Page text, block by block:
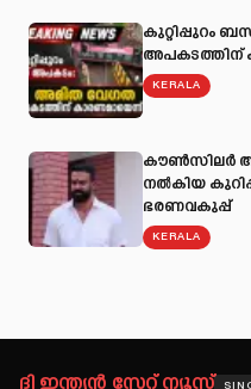
കുറ്റിപ്പുറം
അപകടത്തിന്
KERALA
കൗൺസിലർ
നല്‍കിയ
ഭരണവകുപ്പ്
KERALA